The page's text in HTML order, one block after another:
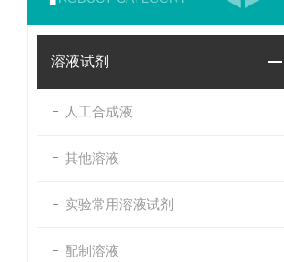
溶液试剂
人工合成液
其他溶液
实验常用溶液试剂
配制溶液